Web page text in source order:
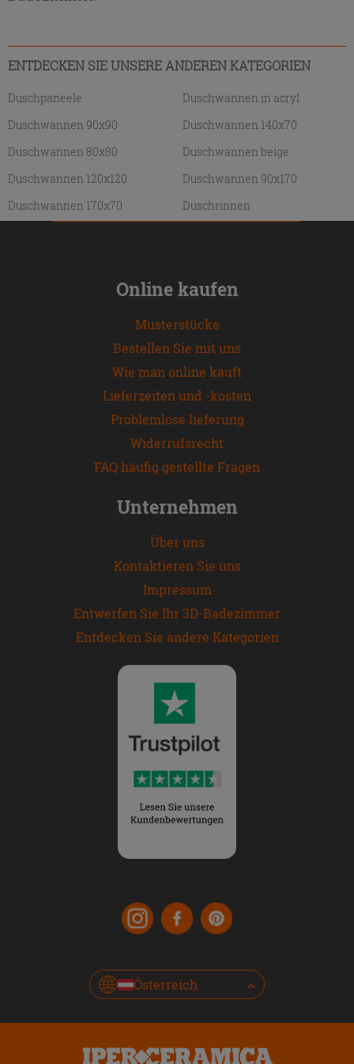
ENTDECKEN SIE UNSERE ANDEREN KATEGORIEN
Duschpaneele
Duschwannen in acryl
Duschwannen 90x90
Duschwannen 140x70
Duschwannen 80x80
Duschwannen beige
Duschwannen 120x120
Duschwannen 90x170
Duschwannen 170x70
Duschrinnen
Online kaufen
Musterstücke
Bestellen Sie mit uns
Wie man online kauft
Lieferzeiten und -kosten
Problemlose lieferung
Widerrufsrecht
FAQ häufig gestellte Fragen
Unternehmen
Über uns
Kontaktieren Sie uns
Impressum
Entwerfen Sie Ihr 3D-Badezimmer
Entdecken Sie andere Kategorien
Österreich